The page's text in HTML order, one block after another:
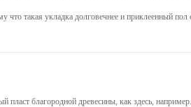
что такая укладка долговечнее и приклеенный
пласт благородной древесины, как здесь,